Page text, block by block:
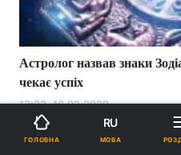
Астролог назвав знаки
чекає успіх
13:23, 16.02.2020
ГОЛОВНА
RU
МОВА